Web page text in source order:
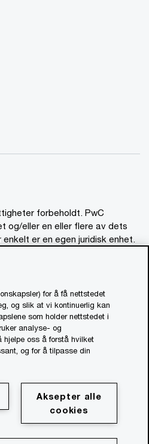
forbeholdt. PwC
og/eller en eller flere av dets
er en egen juridisk enhet.
MB)
for å få nettstedet
og slik at vi kontinuerlig kan
som holder nettstedet i
analyse- og
hjelpe oss å forstå hvilket
og for å tilpasse din
Aksepter alle
cookies